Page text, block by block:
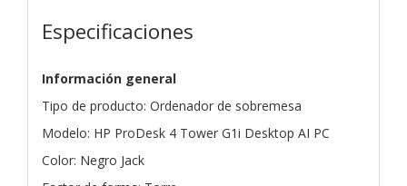
Especificaciones
Información general
Tipo de producto: Ordenador de sobremesa
Modelo: HP ProDesk 4 Tower G1i Desktop AI PC
Color: Negro Jack